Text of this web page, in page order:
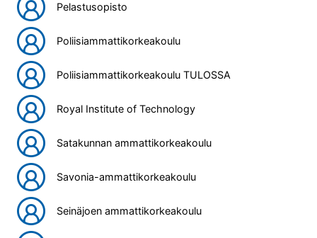
Pelastusopisto
Poliisiammattikorkeakoulu
Poliisiammattikorkeakoulu TULOSSA
Royal Institute of Technology
Satakunnan ammattikorkeakoulu
Savonia-ammattikorkeakoulu
Seinäjoen ammattikorkeakoulu